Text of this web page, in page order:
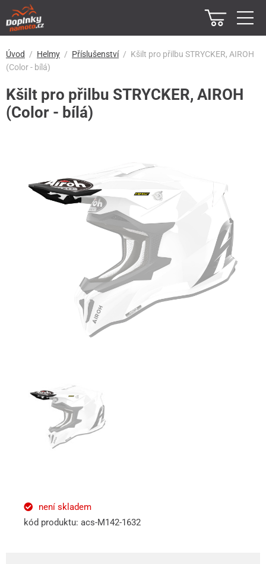
Úvod Helmy Příslušenství
Kšilt pro přilbu STRYCKER, AIROH
(Color - bílá)
Kšilt pro přilbu STRYCKER, AIROH
(Color - bílá)
není skladem
kód produktu: acs-M142-1632